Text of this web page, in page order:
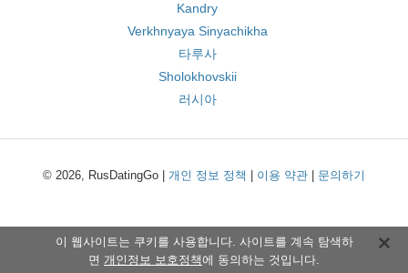
Kandry
Verkhnyaya Sinyachikha
타루사
Sholokhovskii
러시아
© 2026, RusDatingGo | 개인 정보 정책 이용 약관 문의하기
이 웹사이트는 쿠키를 사용합니다. 사이트를 계속 탐색하
면 개인정보 보호정책에 동의하는 것입니다.